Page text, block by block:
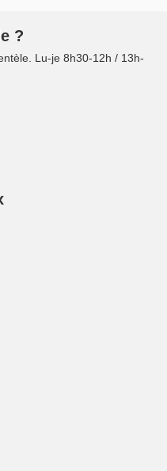
?
Lu-je 8h30-12h / 13h-